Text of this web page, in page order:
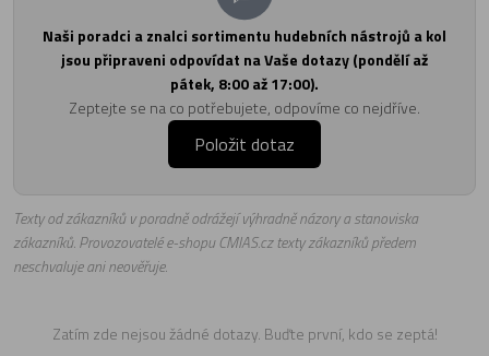
Naši poradci a znalci sortimentu hudebních nástrojů a kol
jsou připraveni odpovídat na Vaše dotazy (pondělí až
pátek, 8:00 až 17:00).
Zeptejte se na co potřebujete, odpovíme co nejdříve.
Položit dotaz
Texty od zákazníků v poradně odrážejí výhradně názory a stanoviska
zákazníků. Provozovatelé e-shopu CMIAS.cz texty zákazníků předem
neschvaluje ani neověřuje.
Zatím zde nejsou žádné dotazy. Buďte první, kdo se zeptá!